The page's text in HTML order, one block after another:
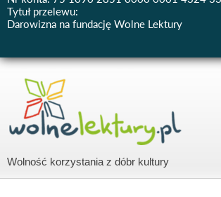
Tytuł przelewu:
Darowizna na fundację Wolne Lektury
Wolność korzystania z dóbr kultury